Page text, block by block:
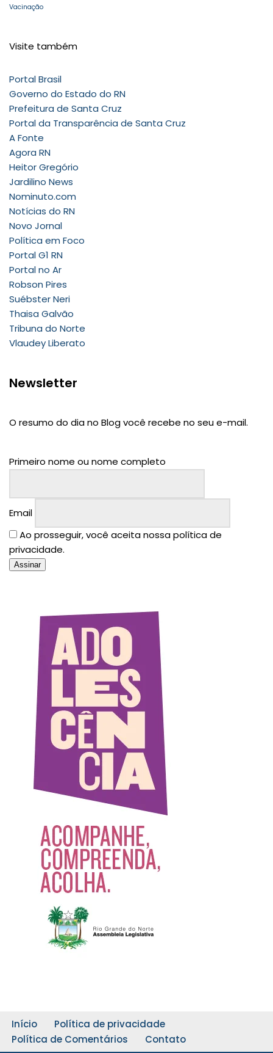
Vacinação
Visite também
Portal Brasil
Governo do Estado do RN
Prefeitura de Santa Cruz
Portal da Transparência de Santa Cruz
A Fonte
Agora RN
Heitor Gregório
Jardilino News
Nominuto.com
Notícias do RN
Novo Jornal
Política em Foco
Portal G1 RN
Portal no Ar
Robson Pires
Suébster Neri
Thaisa Galvão
Tribuna do Norte
Vlaudey Liberato
Newsletter
O resumo do dia no Blog você recebe no seu e-mail.
Primeiro nome ou nome completo
Email
Ao prosseguir, você aceita nossa política de
privacidade.
Início
Política de privacidade
Política de Comentários
Contato